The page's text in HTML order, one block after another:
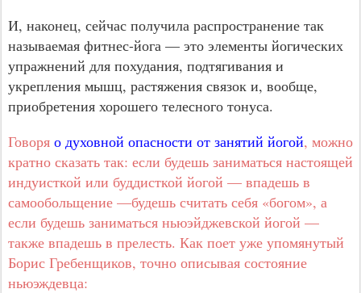
И, наконец, сейчас получила распространение так
называемая фитнес-йога — это элементы йогических
упражнений для похудания, подтягивания и
укрепления мышц, растяжения связок и, вообще,
приобретения хорошего телесного тонуса.
Говоря о духовной опасности от занятий йогой, можно
кратно сказать так: если будешь заниматься настоящей
индуисткой или буддисткой йогой — впадешь в
самообольщение —будешь считать себя «богом», а
если будешь заниматься ньюэйджевской йогой —
также впадешь в прелесть. Как поет уже упомянутый
Борис Гребенщиков, точно описывая состояние
ньюэждевца: